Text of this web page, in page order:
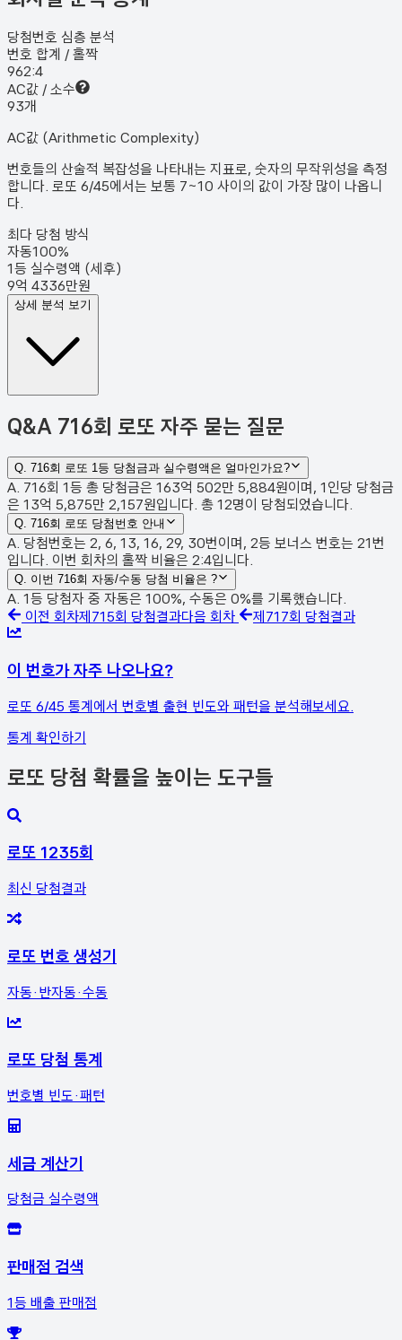
당첨번호 심층 분석
번호 합계 / 홀짝
962:4
AC값 / 소수
93개
AC값 (Arithmetic Complexity)
번호들의 산술적 복잡성을 나타내는 지표로, 숫자의 무작위성을 측정
합니다. 로또 6/45에서는 보통 7~10 사이의 값이 가장 많이 나옵니
다.
최다 당첨 방식
자동100%
1등 실수령액 (세후)
9억 4336만원
상세 분석 보기
Q&A 716회 로또 자주 묻는 질문
Q. 716회 로또 1등 당첨금과 실수령액은 얼마인가요?
A. 716회 1등 총 당첨금은 163억 502만 5,884원이며, 1인당 당첨금
은 13억 5,875만 2,157원입니다. 총 12명이 당첨되었습니다.
Q. 716회 로또 당첨번호 안내
A. 당첨번호는 2, 6, 13, 16, 29, 30번이며, 2등 보너스 번호는 21번
입니다. 이번 회차의 홀짝 비율은 2:4입니다.
Q. 이번 716회 자동/수동 당첨 비율은 ?
A. 1등 당첨자 중 자동은 100%, 수동은 0%를 기록했습니다.
이전 회차제 715회 당첨결과다음 회차 제 717회 당첨결과
이 번호가 자주 나오나요?
로또 6/45 통계에서 번호별 출현 빈도와 패턴을 분석해보세요.
통계 확인하기
로또 당첨 확률을 높이는 도구들
로또 1235회
최신 당첨결과
로또 번호 생성기
자동·반자동·수동
로또 당첨 통계
번호별 빈도·패턴
세금 계산기
당첨금 실수령액
판매점 검색
1등 배출 판매점